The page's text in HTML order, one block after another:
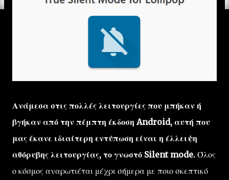
Ανάμεσα στις πολλές λειτουργίες που μπήκαν ή
βγήκαν από την πέμπτη έκδοση Android, αυτή που
μας έκανε ιδιαίτερη εντύπωση είναι η έλλειψη
αθόρυβης λειτουργίας, το γνωστό Silent mode. Όλος
ο κόσμος αναρωτιέται μέχρι σήμερα με ποιο σκεπτικό